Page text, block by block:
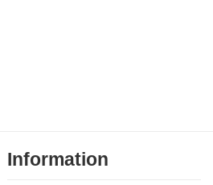
Information